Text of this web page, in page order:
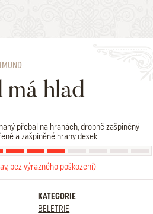
hlad
přebal na hranách, drobně zašpiněný
a zašpiněné hrany desek
bez výrazného poškození)
KATEGORIE
BELETRIE